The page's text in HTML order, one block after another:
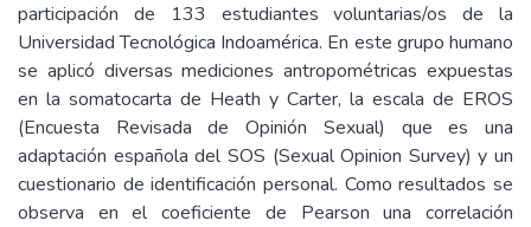
participación de 133 estudiantes voluntarias/os de la
Universidad Tecnológica Indoamérica. En este grupo humano
se aplicó diversas mediciones antropométricas expuestas
en la somatocarta de Heath y Carter, la escala de EROS
(Encuesta Revisada de Opinión Sexual) que es una
adaptación española del SOS (Sexual Opinion Survey) y un
cuestionario de identificación personal. Como resultados se
observa en el coeficiente de Pearson una correlación